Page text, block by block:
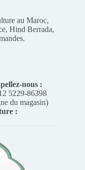
au Maroc,
Hind Berrada,
nous :
5229-86398
du magasin)
: